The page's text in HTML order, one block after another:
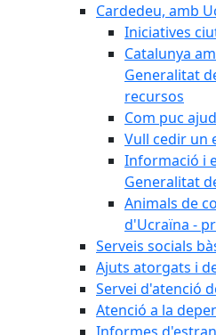
Cardedeu, amb
Iniciatives
Catalunya
Generalitat
recursos
Com puc
Vull cedir un
Informació i
Generalitat
Animals de
d'Ucraïna -
Serveis socials
Ajuts atorgats i
Servei d'atenció
Atenció a la